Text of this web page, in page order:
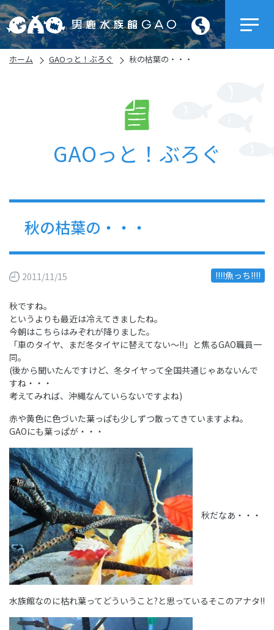
ホーム GAOっと！ぶろぐ 秋の枯葉の・・・
GAOっと！ぶろぐ
秋の枯葉の・・・
2011/11/15 !!!!魚っち!!!!
秋ですね。
というよりも最近は冷えてきましたね。
今朝はこちらはみぞれが降りました。
「車のタイヤ、まだ冬タイヤに替えてない～!!」と焦るGAO職員一
同。
(後から聞いたんですけど、冬タイヤって全国共通じゃあないんで
すね・・・
考えてみれば、沖縄なんていらないですよね)
赤や黄色に色づいた葉っぱも少しずつ散ってきていますよね。
GAOにも葉っぱが・・・
秋だなあ・・・
水族館なのに枯れ葉ってどういうこと?と思っているそこのアナタ!!